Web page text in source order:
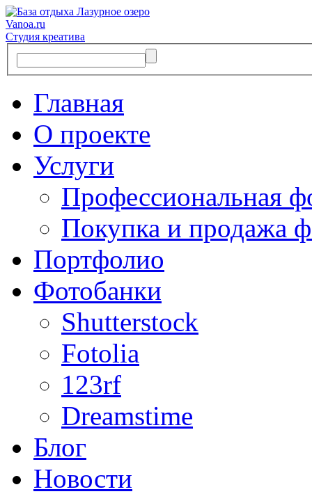
Vanoa.ru
Студия креатива
Главная
О проекте
Услуги
Профессиональная
Покупка и продажа
Портфолио
Фотобанки
Shutterstock
Fotolia
123rf
Dreamstime
Блог
Новости